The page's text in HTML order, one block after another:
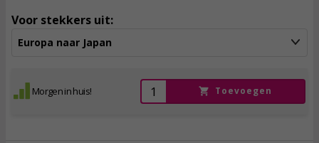
Voor stekkers uit:
Europa naar Japan
Morgen in huis! Toevoegen